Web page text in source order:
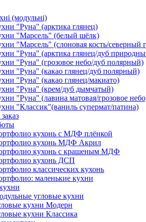
(модульні)
"Руна" (арктика глянец)
"Марсель" (белый шёлк)
"Марсель" (слоновая кость/северный
"Руна" (арктика глянец/дуб
"Руна" (грозовое небо/дуб полярный)
"Руна" (какао глянец/дуб полярный)
"Руна" (какао глянец/макиато)
"Руна" (крем/дуб дымчатый)
"Руна" (лавина матовая/грозовое
"Классик"(ваниль супермат/патина)
кухонь с МДФ плёнкой
кухонь МДФ Акрил
кухонь с крашеным МДФ
кухонь ДСП
классических кухонь
маленькие кухни
угловые кухни
кухни Модерн
кухни Классика